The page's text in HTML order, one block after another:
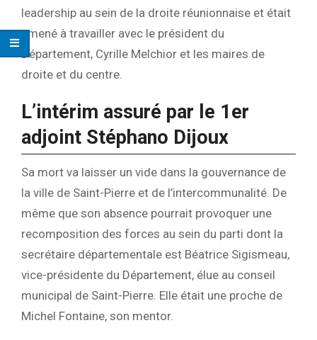
leadership au sein de la droite réunionnaise et était
amené à travailler avec le président du
Département, Cyrille Melchior et les maires de
droite et du centre.
L’intérim assuré par le 1er
adjoint Stéphano Dijoux
Sa mort va laisser un vide dans la gouvernance de
la ville de Saint-Pierre et de l’intercommunalité. De
même que son absence pourrait provoquer une
recomposition des forces au sein du parti dont la
secrétaire départementale est Béatrice Sigismeau,
vice-présidente du Département, élue au conseil
municipal de Saint-Pierre. Elle était une proche de
Michel Fontaine, son mentor.